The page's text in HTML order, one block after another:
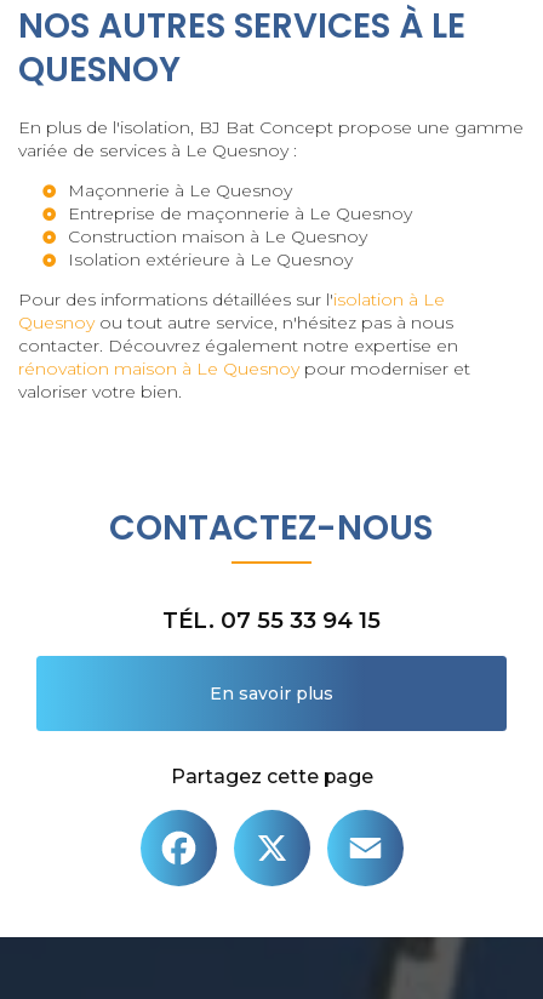
NOS AUTRES SERVICES À LE
QUESNOY
En plus de l'isolation, BJ Bat Concept propose une gamme
variée de services à Le Quesnoy :
Maçonnerie à Le Quesnoy
Entreprise de maçonnerie à Le Quesnoy
Construction maison à Le Quesnoy
Isolation extérieure à Le Quesnoy
Pour des informations détaillées sur l'isolation à Le
Quesnoyou tout autre service, n'hésitez pas à nous
contacter. Découvrez également notre expertise en
rénovation maison à Le Quesnoypour moderniser et
valoriser votre bien.
CONTACTEZ-NOUS
TÉL. 07 55 33 94 15
En savoir plus
Partagez cette page
Facebook